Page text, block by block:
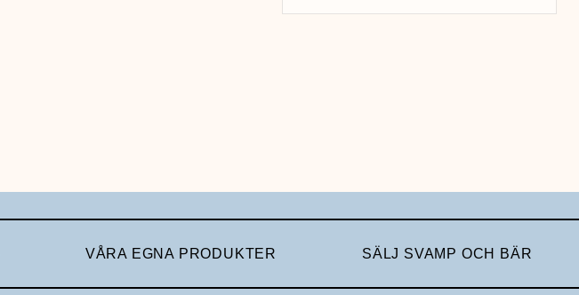
VÅRA EGNA PRODUKTER SÄLJ SVAMP OCH BÄR